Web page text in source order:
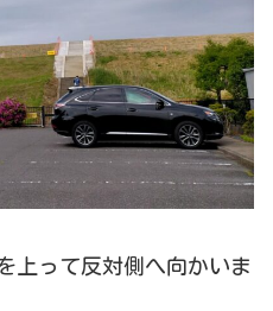
上って反対側へ向かいま